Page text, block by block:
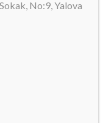
No:9, Yalova